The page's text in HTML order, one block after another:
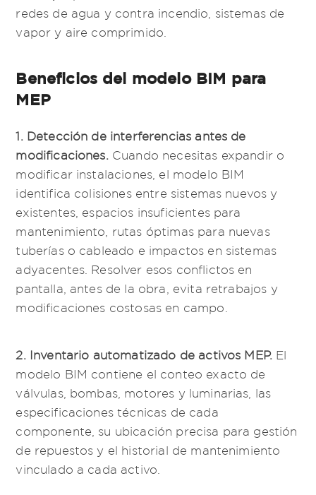
redes de agua y contra incendio, sistemas de
vapor y aire comprimido.
Beneficios del modelo BIM para
MEP
1. Detección de interferencias antes de
modificaciones. Cuando necesitas expandir o
modificar instalaciones, el modelo BIM
identifica colisiones entre sistemas nuevos y
existentes, espacios insuficientes para
mantenimiento, rutas óptimas para nuevas
tuberías o cableado e impactos en sistemas
adyacentes. Resolver esos conflictos en
pantalla, antes de la obra, evita retrabajos y
modificaciones costosas en campo.
2. Inventario automatizado de activos MEP. El
modelo BIM contiene el conteo exacto de
válvulas, bombas, motores y luminarias, las
especificaciones técnicas de cada
componente, su ubicación precisa para gestión
de repuestos y el historial de mantenimiento
vinculado a cada activo.